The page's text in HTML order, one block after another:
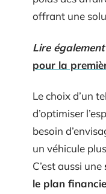
offrant une
Lire également
pour la
Le choix d’un
d’optimiser
besoin
un véhicule
C’est aussi une
le plan